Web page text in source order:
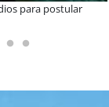
el crecimiento de